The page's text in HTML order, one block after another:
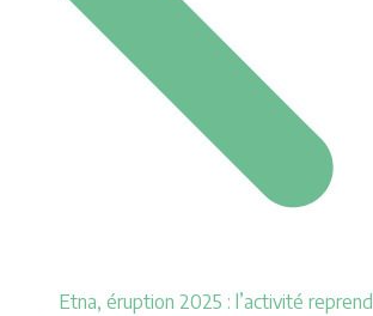
Etna, éruption 2025 : l’activité reprend